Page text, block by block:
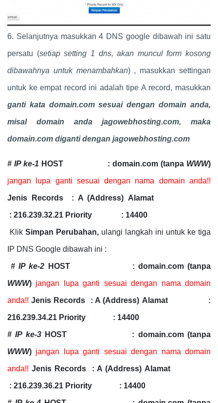
6. Selanjutnya masukkan 4 DNS google dibawah ini satu
persatu (setiap setting 1 dns, akan muncul form kosong
dibawahnya untuk menambahkan) , masukkan settingan
untuk ke empat record ini adalah tipe A record, masukkan
ganti kata domain.com sesuai dengan domain anda,
misal domain anda jagowebhosting.com, maka
domain.com diganti dengan jagowebhosting.com
# IP ke-1 HOST : domain.com (tanpa WWW)
jangan lupa ganti sesuai dengan nama domain anda!!
Jenis Records : A (Address) Alamat
: 216.239.32.21 Priority : 14400
Klik Simpan Perubahan, ulangi langkah ini untuk ke tiga
IP DNS Google dibawah ini :
# IP ke-2 HOST : domain.com (tanpa
WWW) jangan lupa ganti sesuai dengan nama domain
anda!! Jenis Records : A (Address) Alamat :
216.239.34.21 Priority : 14400
# IP ke-3 HOST : domain.com (tanpa
WWW) jangan lupa ganti sesuai dengan nama domain
anda!! Jenis Records : A (Address) Alamat
: 216.239.36.21 Priority : 14400